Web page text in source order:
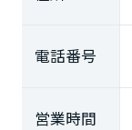
電話番号
営業時間